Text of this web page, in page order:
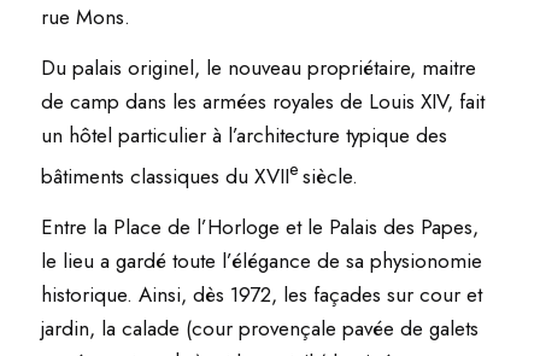
rue Mons.
Du palais originel, le nouveau propriétaire, maitre
de camp dans les armées royales de Louis XIV, fait
un hôtel particulier à l’architecture typique des
bâtiments classiques du XVIIe siècle.
Entre la Place de l’Horloge et le Palais des Papes,
le lieu a gardé toute l’élégance de sa physionomie
historique. Ainsi, dès 1972, les façades sur cour et
jardin, la calade (cour provençale pavée de galets